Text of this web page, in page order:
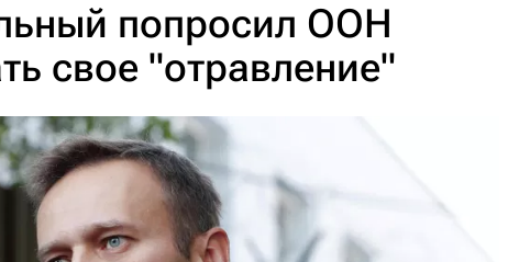
попросил ООН
свое "отравление"